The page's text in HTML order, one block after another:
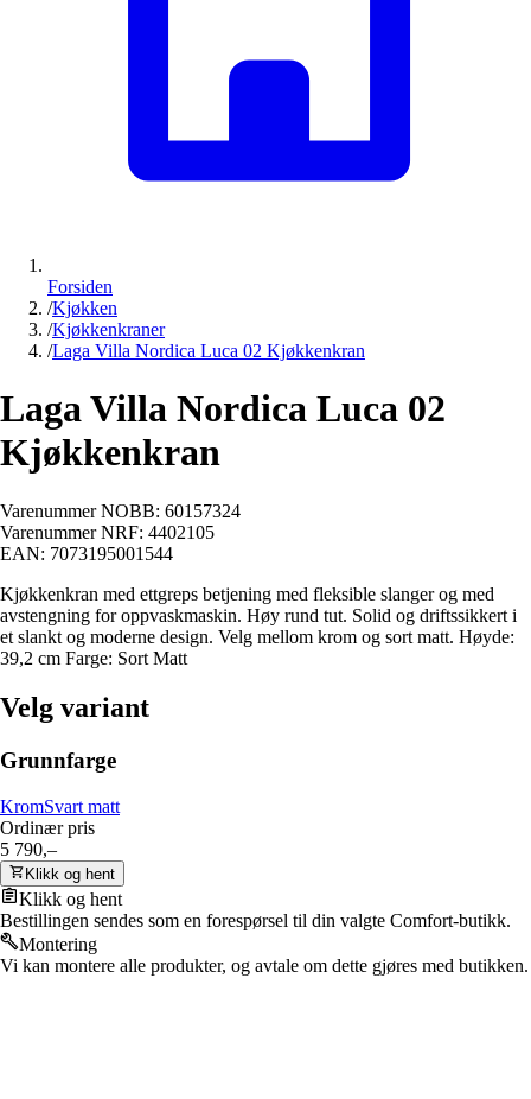
Forsiden
/Kjøkken
/Kjøkkenkraner
/Laga Villa Nordica Luca 02 Kjøkkenkran
Laga Villa Nordica Luca 02
Kjøkkenkran
Varenummer NOBB: 60157324
Varenummer NRF: 4402105
EAN: 7073195001544
Kjøkkenkran med ettgreps betjening med fleksible slanger og med
avstengning for oppvaskmaskin. Høy rund tut. Solid og driftssikkert i
et slankt og moderne design. Velg mellom krom og sort matt. Høyde:
39,2 cm Farge: Sort Matt
Velg variant
Grunnfarge
KromSvart matt
Ordinær pris
5 790,–
Klikk og hent
Klikk og hent
Bestillingen sendes som en forespørsel til din valgte Comfort-butikk.
Montering
Vi kan montere alle produkter, og avtale om dette gjøres med butikken.